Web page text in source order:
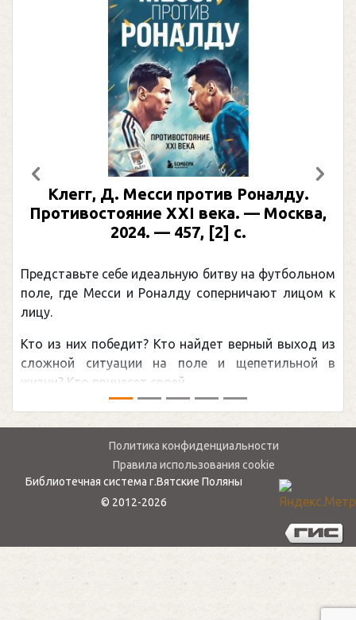
Клегг, Д. Месси против Роналду.
XXI века. — Москва,
2024. — 457, [2] с.
себе идеальную битву на футбольном
где Месси и Роналду соперничают лицом к
из них победит? Кто найдет верный выход из
ситуации на поле и щепетильной в
Кто принесет своей ...
Предыдущий
Политика конфиденциальности
Правила использования cookie
Библиотечная система г.Вятские Поляны
© 2012-2026